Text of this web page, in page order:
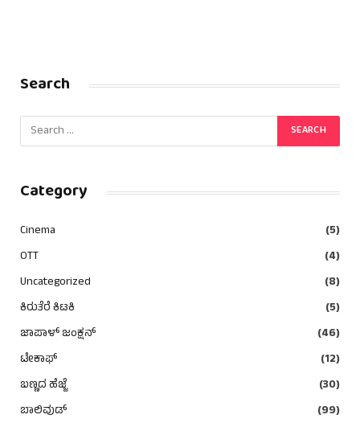
Search
Category
Cinema
(5)
OTT
(4)
Uncategorized
(8)
ಕಿರುತೆರೆ ಕಿಟಕಿ
(5)
ಜಾಪಾಳ್ ಜಂಕ್ಷನ್
(46)
ಟೇಕಾಫ್
(12)
ಬಣ್ಣದ ಹೆಜ್ಜೆ
(30)
ಬಾಲಿವುಡ್
(99)